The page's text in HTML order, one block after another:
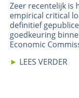
Zeer recentelijk is
empirical critical
definitief
goedkeuring
Economic
► LEES VERDER